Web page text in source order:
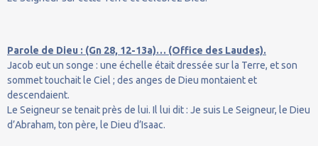
Parole de Dieu : (Gn 28, 12-13a)… (Office des Laudes).
Jacob eut un songe : une échelle était dressée sur la Terre, et son
sommet touchait le Ciel ; des anges de Dieu montaient et
descendaient.
Le Seigneur se tenait près de lui. Il lui dit : Je suis Le Seigneur, le Dieu
d’Abraham, ton père, le Dieu d’Isaac.